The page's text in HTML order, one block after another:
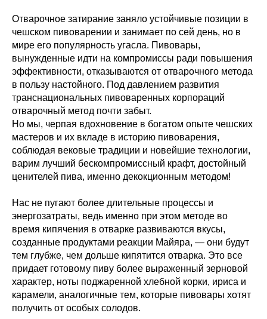
Отварочное затирание заняло устойчивые позиции в
чешском пивоварении и занимает по сей день, но в
мире его популярность угасла. Пивовары,
вынужденные идти на компромиссы ради повышения
эффективности, отказываются от отварочного метода
в пользу настойного. Под давлением развития
транснациональных пивоваренных корпораций
отварочный метод почти забыт.
Но мы, черпая вдохновение в богатом опыте чешских
мастеров и их вкладе в историю пивоварения,
соблюдая вековые традиции и новейшие технологии,
варим лучший бескомпромиссный крафт, достойный
ценителей пива, именно декокционным методом!
Нас не пугают более длительные процессы и
энергозатраты, ведь именно при этом методе во
время кипячения в отварке развиваются вкусы,
созданные продуктами реакции Майяра, — они будут
тем глубже, чем дольше кипятится отварка. Это все
придает готовому пиву более выраженный зерновой
характер, ноты поджаренной хлебной корки, ириса и
карамели, аналогичные тем, которые пивовары хотят
получить от особых солодов.